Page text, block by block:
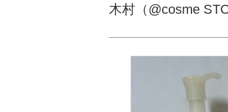
木村（@cosme